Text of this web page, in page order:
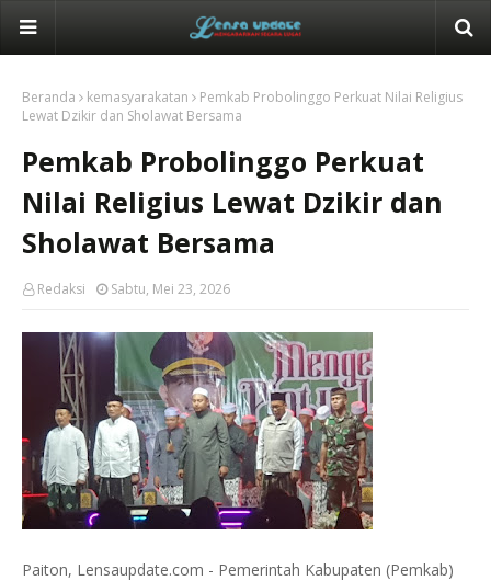
Beranda kemasyarakatan
Pemkab Probolinggo Perkuat Nilai Religius
Lewat Dzikir dan Sholawat Bersama
Pemkab Probolinggo Perkuat
Nilai Religius Lewat Dzikir dan
Sholawat Bersama
Redaksi Sabtu, Mei 23, 2026
Paiton, Lensaupdate.com - Pemerintah Kabupaten (Pemkab)